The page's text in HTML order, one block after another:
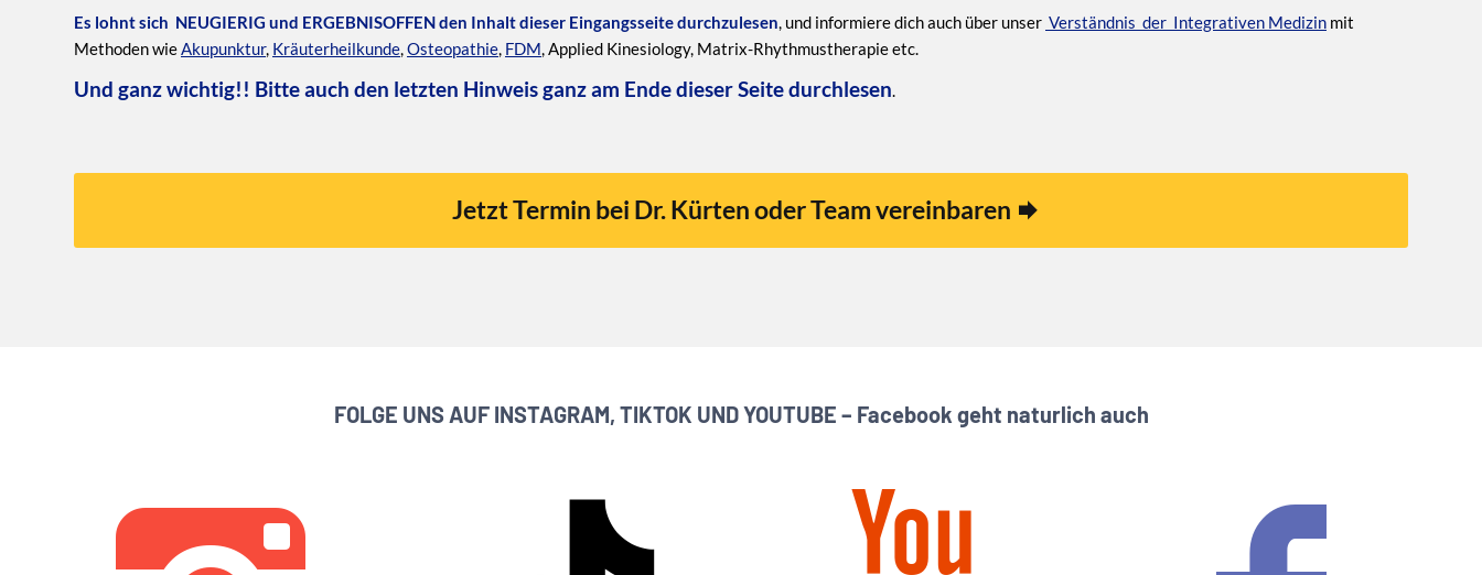
Es lohnt sich NEUGIERIG und ERGEBNISOFFEN den Inhalt dieser Eingangsseite durchzulesen, und informiere dich auch über unser Verständnis der Integrativen Medizin mit
Methoden wieAkupunktur, Kräuterheilkunde,Osteopathie, FDM, Applied Kinesiology, Matrix-Rhythmustherapie etc.
Und ganz wichtig!! Bitte auch den letzten Hinweis ganz am Ende dieser Seite durchlesen.
Jetzt Termin bei Dr. Kürten oder Team vereinbaren
FOLGE UNS AUF INSTAGRAM, TIKTOK UND YOUTUBE – Facebook geht naturlich auch